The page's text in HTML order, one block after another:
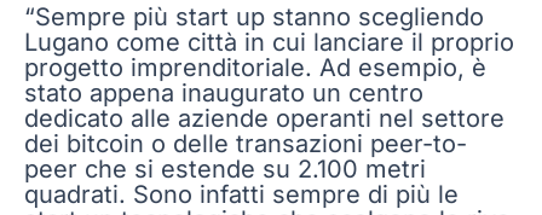
“Sempre più start up stanno scegliendo
Lugano come città in cui lanciare il proprio
progetto imprenditoriale. Ad esempio, è
stato appena inaugurato un centro
dedicato alle aziende operanti nel settore
dei bitcoin o delle transazioni peer-to-
peer che si estende su 2.100 metri
quadrati. Sono infatti sempre di più le